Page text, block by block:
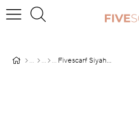
Fivescarf Siyah Şeritli Etnik Desen Brand Şal